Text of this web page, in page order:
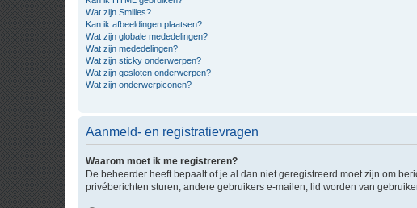
Wat zijn Smilies?
Kan ik afbeeldingen plaatsen?
Wat zijn globale mededelingen?
Wat zijn mededelingen?
Wat zijn sticky onderwerpen?
Wat zijn gesloten onderwerpen?
Wat zijn onderwerpiconen?
Aanmeld- en registratievragen
Waarom moet ik me registreren?
De beheerder heeft bepaalt of je al dan niet geregistreerd moet zijn om
privéberichten sturen, andere gebruikers e-mailen, lid worden van